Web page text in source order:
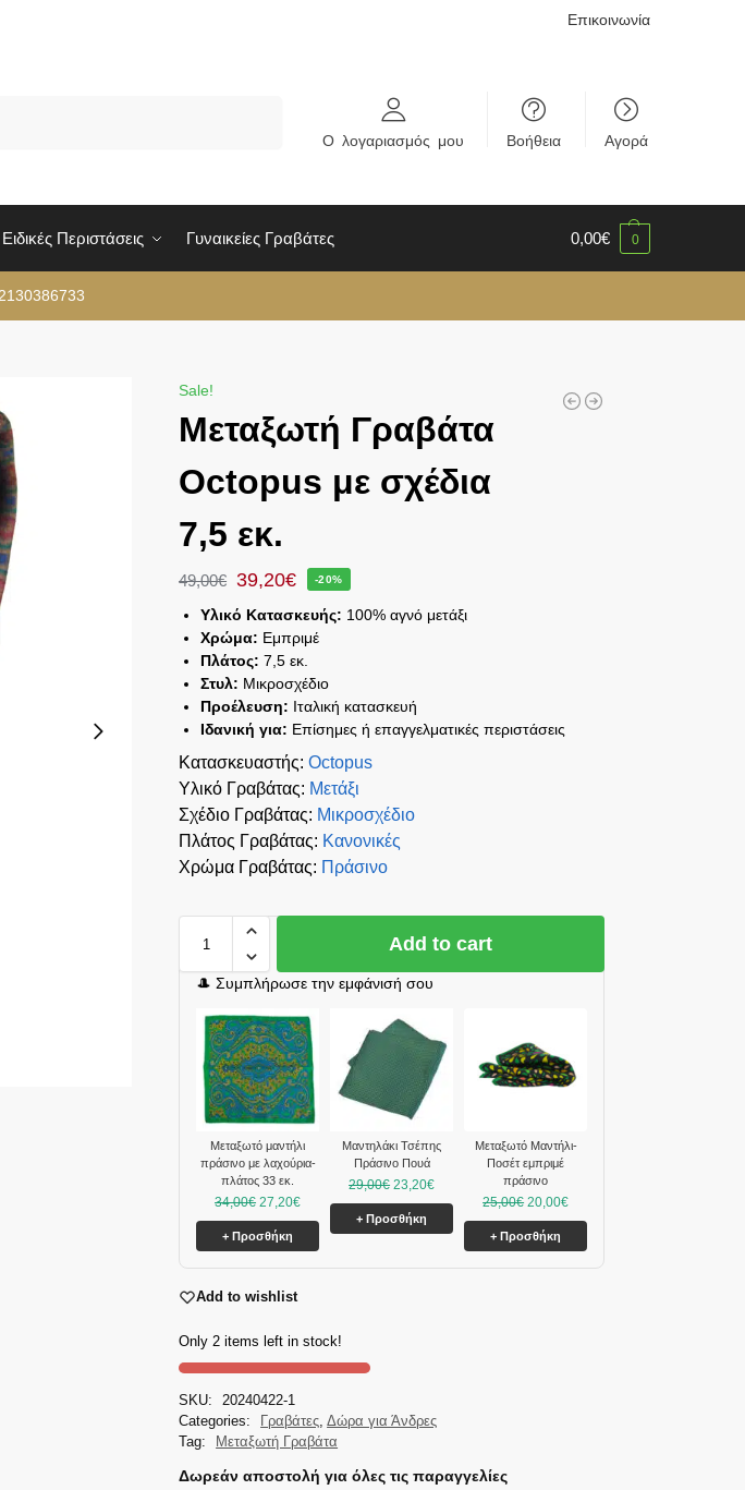
Επικοινωνία
Ο λογαριασμός μου Βοήθεια Αγορά
Ειδικές Περιστάσεις Γυναικείες Γραβάτες 0,00€ 0
Sale!
Μεταξωτή Γραβάτα
Octopus με σχέδια
7,5 εκ.
49,00€ 39,20€ -20%
Υλικό Κατασκευής: 100% αγνό μετάξι
Χρώμα: Εμπριμέ
Πλάτος: 7,5 εκ.
Στυλ: Μικροσχέδιο
Προέλευση: Ιταλική κατασκευή
Ιδανική για: Επίσημες ή επαγγελματικές περιστάσεις
Κατασκευαστής:Octopus
Υλικό Γραβάτας: Μετάξι
Σχέδιο Γραβάτας: Μικροσχέδιο
Πλάτος Γραβάτας: Κανονικές
Χρώμα Γραβάτας: Πράσινο
Add to cart
🎩 Συμπλήρωσε την εμφάνισή σου
Mεταξωτό μαντήλι
πράσινο με λαχούρια-
πλάτος 33 εκ.
34,00€ 27,20€
+ Προσθήκη
Μαντηλάκι Τσέπης
Πράσινο Πουά
29,00€ 23,20€
+ Προσθήκη
Μεταξωτό Μαντήλι-
Ποσέτ εμπριμέ
πράσινο
25,00€ 20,00€
+ Προσθήκη
Add to wishlist
Only 2 items left in stock!
SKU:
20240422-1
Categories:
Γραβάτες ,Δώρα για Άνδρες
Tag:
Μεταξωτή Γραβάτα
Δωρεάν αποστολή για όλες τις παραγγελίες